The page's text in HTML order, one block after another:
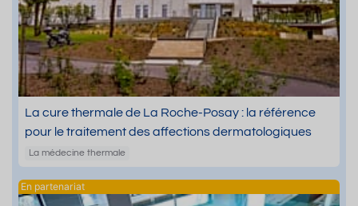
La cure thermale de La Roche-Posay : la référence
pour le traitement des affections dermatologiques
La médecine thermale